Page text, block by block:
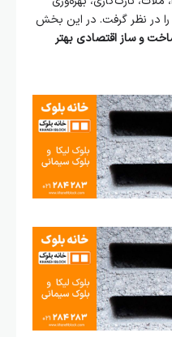
را در نظر گرفت. در این بخش
و ساز اقتصادی بهتر